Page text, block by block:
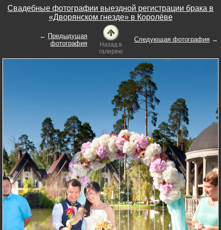
Свадебные фотографии выездной регистрации брака в
«Дворянском гнезде» в Королёве
← Предыдущая
фотография
Назад в
галерею
Следующая фотография →